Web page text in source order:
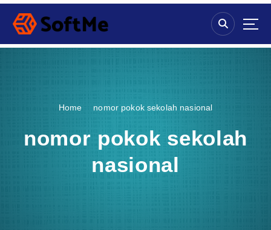
S
p
Home nomor pokok sekolah nasional
nomor pokok sekolah
nasional